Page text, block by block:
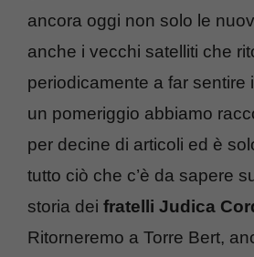
ancora oggi non solo le
anche i vecchi satelliti che
periodicamente a far sentire
un pomeriggio abbiamo
per decine di articoli ed è
tutto ciò che c’è da sapere
storia dei fratelli Judica
Ritorneremo a Torre Bert,